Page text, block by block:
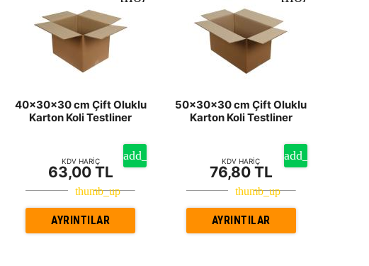
40x30x30 cm Çift Oluklu
Karton Koli Testliner
KDV HARİÇ
63,00 TL
AYRINTILAR
50x30x30 cm Çift Oluklu
Karton Koli Testliner
KDV HARİÇ
76,80 TL
AYRINTILAR